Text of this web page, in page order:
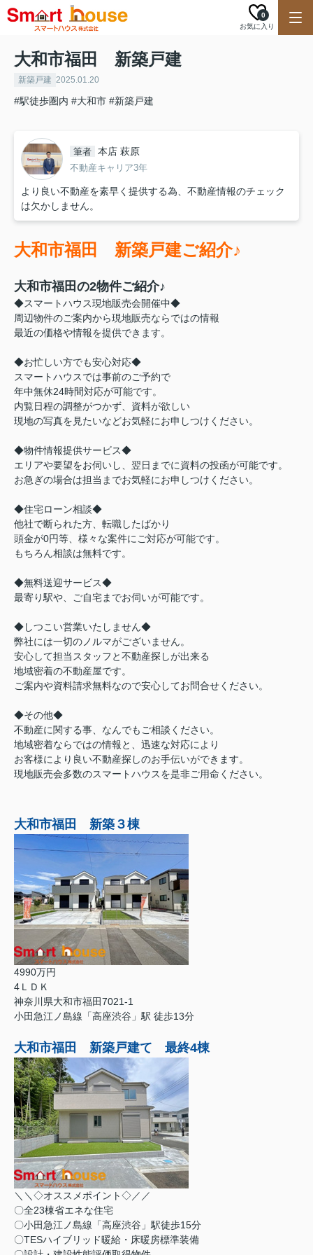
お気に入り
0
大和市福田 新築戸建
新築戸建 2025.01.20
#駅徒歩圏内 #大和市 #新築戸建
筆者 本店 萩原
不動産キャリア3年
より良い不動産を素早く提供する為、不動産情報のチェック
は欠かしません。
大和市福田 新築戸建ご紹介♪
大和市福田の2物件ご紹介♪
◆スマートハウス現地販売会開催中◆
周辺物件のご案内から現地販売ならではの情報
最近の価格や情報を提供できます。
◆お忙しい方でも安心対応◆
スマートハウスでは事前のご予約で
年中無休24時間対応が可能です。
内覧日程の調整がつかず、資料が欲しい
現地の写真を見たいなどお気軽にお申しつけください。
◆物件情報提供サービス◆
エリアや要望をお伺いし、翌日までに資料の投函が可能です。
お急ぎの場合は担当までお気軽にお申しつけください。
◆住宅ローン相談◆
他社で断られた方、転職したばかり
頭金が0円等、様々な案件にご対応が可能です。
もちろん相談は無料です。
◆無料送迎サービス◆
最寄り駅や、ご自宅までお伺いが可能です。
◆しつこい営業いたしません◆
弊社には一切のノルマがございません。
安心して担当スタッフと不動産探しが出来る
地域密着の不動産屋です。
ご案内や資料請求無料なので安心してお問合せください。
◆その他◆
不動産に関する事、なんでもご相談ください。
地域密着ならではの情報と、迅速な対応により
お客様により良い不動産探しのお手伝いができます。
現地販売会多数のスマートハウスを是非ご用命ください。
大和市福田 新築３棟
4990万円
4ＬＤＫ
神奈川県大和市福田7021-1
小田急江ノ島線「高座渋谷」駅 徒歩13分
大和市福田 新築戸建て 最終4棟
＼＼◇オススメポイント◇／／
〇全23棟省エネな住宅
〇小田急江ノ島線「高座渋谷」駅徒歩15分
〇TESハイブリッド暖給・床暖房標準装備